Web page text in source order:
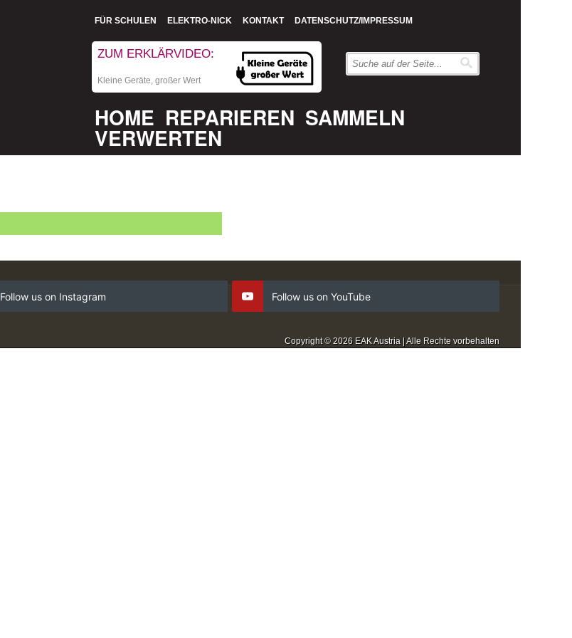
FÜR SCHULEN ELEKTRO-NICK KONTAKT DATENSCHUTZ/IMPRESSUM
ZUM ERKLÄRVIDEO:
Kleine Geräte, großer Wert
HOME REPARIEREN SAMMELN
VERWERTEN
Follow us on Instagram Follow us on YouTube
Copyright © 2026 EAK Austria | Alle Rechte vorbehalten